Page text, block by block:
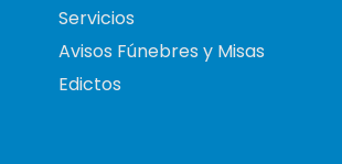
Servicios
Avisos Fúnebres y Misas
Edictos